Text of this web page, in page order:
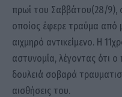
πρωί του Σαββάτου(28/9),
οποίος έφερε τραύμα από
αιχμηρό αντικείμενο. Η
αστυνομία, λέγοντας ότι
δουλειά σοβαρά
αισθήσεις του.